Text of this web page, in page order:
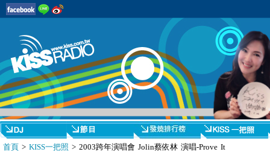
首頁 > KISS一把照 > 2003跨年演唱會 Jolin蔡依林 演唱-Prove It